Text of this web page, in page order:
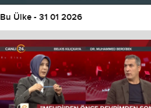
Bu Ülke - 31 01 2026